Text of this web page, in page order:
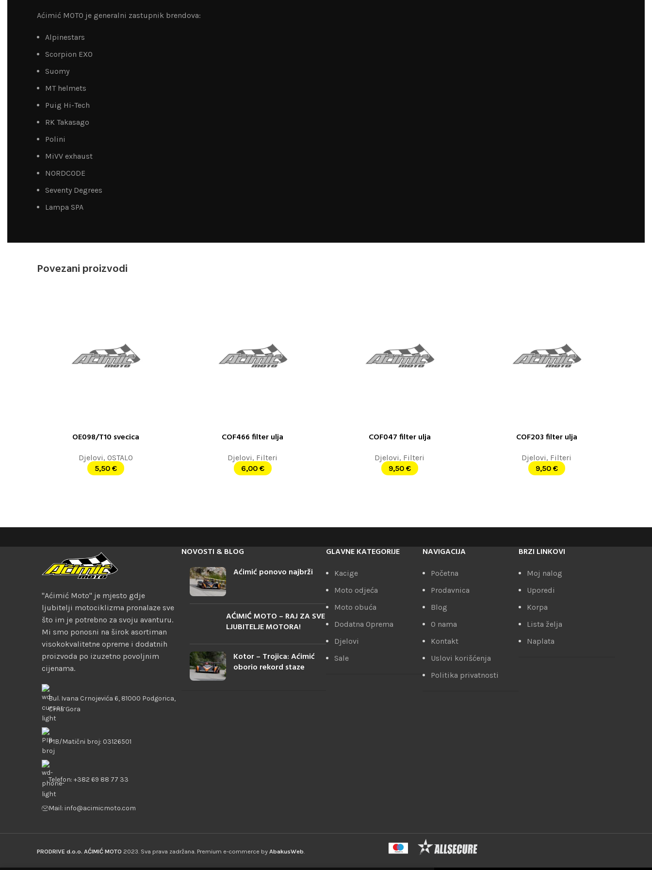
Aćimić MOTO je generalni zastupnik brendova:
Alpinestars
Scorpion EXO
Suomy
MT helmets
Puig Hi-Tech
RK Takasago
Polini
MiVV exhaust
NORDCODE
Seventy Degrees
Lampa SPA
Povezani proizvodi
DODAJ U KORPUOE098/T10 svecica
Djelovi, OSTALO
5,50 €
DODAJ U KORPUCOF466 filter ulja
Djelovi, Filteri
6,00 €
DODAJ U KORPUCOF047 filter ulja
Djelovi, Filteri
9,50 €
DODAJ U KORPUCOF203 filter ulja
Djelovi, Filteri
9,50 €
"Aćimić Moto" je mjesto gdje
ljubitelji motociklizma pronalaze sve
što im je potrebno za svoju avanturu.
Mi smo ponosni na širok asortiman
visokokvalitetne opreme i dodatnih
proizvoda po izuzetno povoljnim
cijenama.
Bul. Ivana Crnojevića 6, 81000 Podgorica,
Crna Gora
PIB/Matični broj: 03126501
Telefon: +382 69 88 77 33
Mail: info@acimicmoto.com
NOVOSTI & BLOG
Aćimić ponovo najbrži
AĆIMIĆ MOTO – RAJ ZA SVE
LJUBITELJE MOTORA!
Kotor – Trojica: Aćimić
oborio rekord staze
GLAVNE KATEGORIJE
Kacige
Moto odjeća
Moto obuća
Dodatna Oprema
Djelovi
Sale
NAVIGACIJA
Početna
Prodavnica
Blog
O nama
Kontakt
Uslovi korišćenja
Politika privatnosti
BRZI LINKOVI
Moj nalog
Uporedi
Korpa
Lista želja
Naplata
PRODRIVE d.o.o. AĆIMIĆ MOTO 2023. Sva prava zadržana. Premium e-commerce by AbakusWeb